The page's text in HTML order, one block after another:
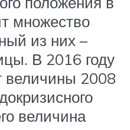
множество
из них –
В 2016 году
величины 2008
величина